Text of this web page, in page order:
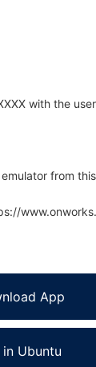
with the
from
App
in Ubuntu